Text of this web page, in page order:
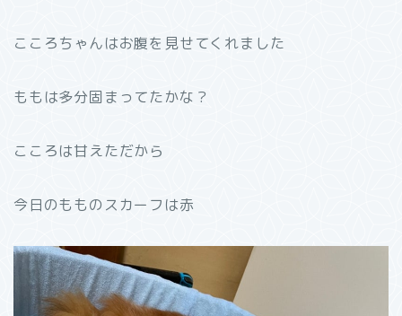
こころちゃんはお腹を見せてくれました
ももは多分固まってたかな？
こころは甘えただから
今日のもものスカーフは赤